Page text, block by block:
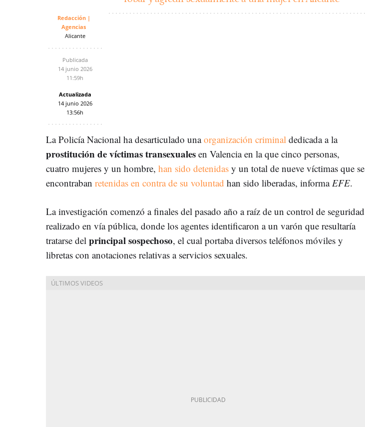
Redacción |
Agencias
Alicante
Publicada
14 junio 2026
11:59h
Actualizada
14 junio 2026
13:56h
La Policía Nacional ha desarticulado unaorganización criminal dedicada a la
prostitución de víctimas transexuales en Valencia en la que cinco personas,
cuatro mujeres y un hombre, han sido detenidas y un total de nueve víctimas que se
encontraban retenidas en contra de su voluntad han sido liberadas, informa EFE.
La investigación comenzó a finales del pasado año a raíz de un control de seguridad
realizado en vía pública, donde los agentes identificaron a un varón que resultaría
tratarse del principal sospechoso, el cual portaba diversos teléfonos móviles y
libretas con anotaciones relativas a servicios sexuales.